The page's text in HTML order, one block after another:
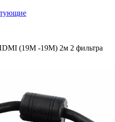
(19M -19M) 2м 2 фильтра